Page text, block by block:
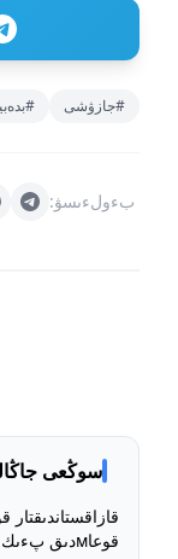
#جازۋشى
بءولءىسۋ:
سوڭعى
قوعاмدىق پءىكءىر زەرتتەۋءى